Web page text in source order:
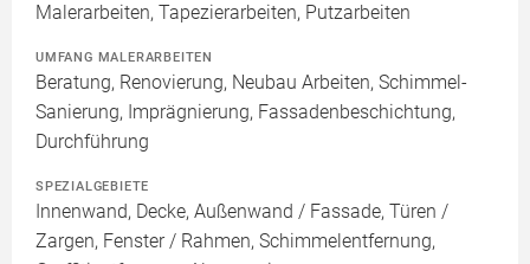
Malerarbeiten, Tapezierarbeiten, Putzarbeiten
UMFANG MALERARBEITEN
Beratung, Renovierung, Neubau Arbeiten, Schimmel-
Sanierung, Imprägnierung, Fassadenbeschichtung,
Durchführung
SPEZIALGEBIETE
Innenwand, Decke, Außenwand / Fassade, Türen /
Zargen, Fenster / Rahmen, Schimmelentfernung,